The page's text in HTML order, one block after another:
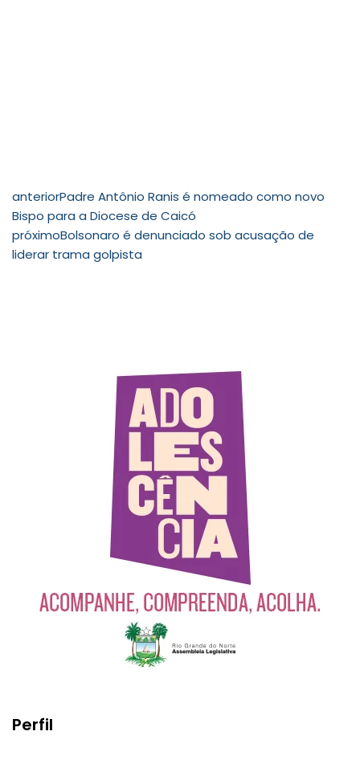
anteriorPadre Antônio Ranis é nomeado como novo
Bispo para a Diocese de Caicó
próximoBolsonaro é denunciado sob acusação de
liderar trama golpista
Perfil